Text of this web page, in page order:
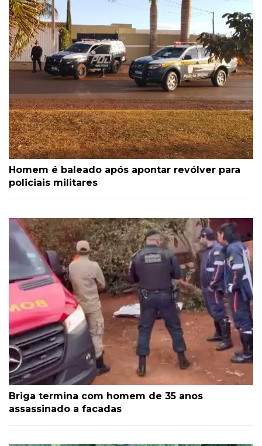
Homem é baleado após apontar revólver para
policiais militares
Briga termina com homem de 35 anos
assassinado a facadas